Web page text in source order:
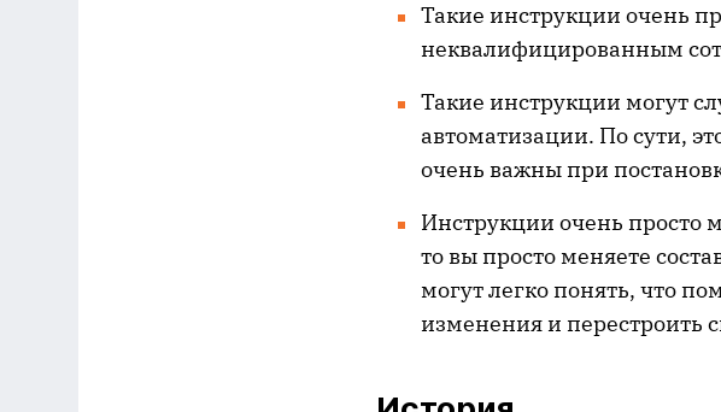
Такие инструкции очень
неквалифицированным
Такие инструкции могут
автоматизации. По сути,
очень важны при
Инструкции очень просто
то вы просто меняете
могут легко понять, что
изменения и перестроить